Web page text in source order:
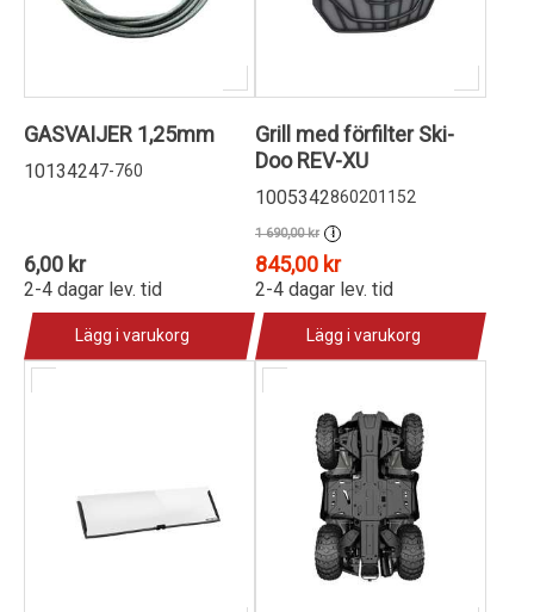
GASVAIJER 1,25mm
10134247-760
6,00 kr
2-4 dagar lev. tid
Lägg i varukorg
Grill med förfilter Ski-
Doo REV-XU
1005342860201152
1 690,00 kr i
845,00 kr
2-4 dagar lev. tid
Lägg i varukorg